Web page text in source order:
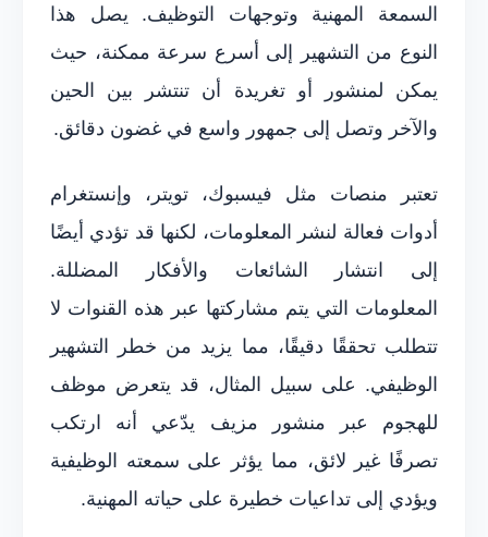
السمعة المهنية وتوجهات التوظيف. يصل هذا
النوع من التشهير إلى أسرع سرعة ممكنة، حيث
يمكن لمنشور أو تغريدة أن تنتشر بين الحين
والآخر وتصل إلى جمهور واسع في غضون دقائق.
تعتبر منصات مثل فيسبوك، تويتر، وإنستغرام
أدوات فعالة لنشر المعلومات، لكنها قد تؤدي أيضًا
إلى انتشار الشائعات والأفكار المضللة.
المعلومات التي يتم مشاركتها عبر هذه القنوات لا
تتطلب تحققًا دقيقًا، مما يزيد من خطر التشهير
الوظيفي. على سبيل المثال، قد يتعرض موظف
للهجوم عبر منشور مزيف يدّعي أنه ارتكب
تصرفًا غير لائق، مما يؤثر على سمعته الوظيفية
ويؤدي إلى تداعيات خطيرة على حياته المهنية.